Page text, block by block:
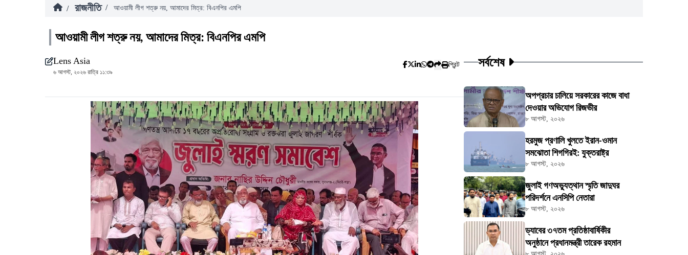
/ রাজনীতি / আওয়ামী লীগ শত্রু নয়, আমাদের মিত্র: বিএনপির এমপি
আওয়ামী লীগ শত্রু নয়, আমাদের মিত্র: বিএনপির এমপি
Lens Asia
৬ আগস্ট, ২০২৬ রাত্রি ১১:৩৯
প্রিন্ট সর্বশেষ
অপপ্রচার চালিয়ে সরকারের কাজে বাধা
দেওয়ার অভিযোগ রিজভীর
৮ আগস্ট, ২০২৬
হরমুজ প্রণালি খুলতে ইরান-ওমান
সমঝোতা শিগগিরই: যুক্তরাষ্ট্র
৮ আগস্ট, ২০২৬
জুলাই গণঅভ্যুত্থান স্মৃতি জাদুঘর
পরিদর্শনে এনসিপি নেতারা
৮ আগস্ট, ২০২৬
ড্যাবের ৩৭তম প্রতিষ্ঠাবার্ষিকীর
অনুষ্ঠানে প্রধানমন্ত্রী তারেক রহমান